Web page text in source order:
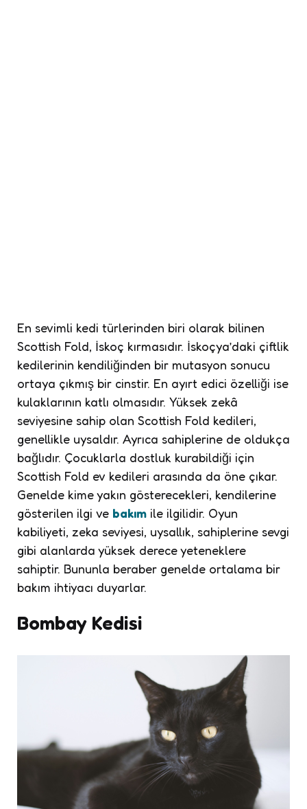
En sevimli kedi türlerinden biri olarak bilinen
Scottish Fold, İskoç kırmasıdır. İskoçya’daki çiftlik
kedilerinin kendiliğinden bir mutasyon sonucu
ortaya çıkmış bir cinstir. En ayırt edici özelliği ise
kulaklarının katlı olmasıdır. Yüksek zekâ
seviyesine sahip olan Scottish Fold kedileri,
genellikle uysaldır. Ayrıca sahiplerine de oldukça
bağlıdır. Çocuklarla dostluk kurabildiği için
Scottish Fold ev kedileri arasında da öne çıkar.
Genelde kime yakın gösterecekleri, kendilerine
gösterilen ilgi ve bakım ile ilgilidir. Oyun
kabiliyeti, zeka seviyesi, uysallık, sahiplerine sevgi
gibi alanlarda yüksek derece yeteneklere
sahiptir. Bununla beraber genelde ortalama bir
bakım ihtiyacı duyarlar.
Bombay Kedisi